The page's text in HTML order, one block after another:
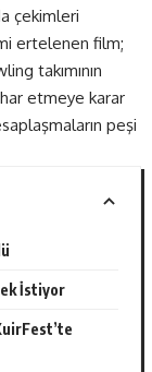
çekimleri
ertelenen film;
takımının
etmeye karar
peşi
İstiyor